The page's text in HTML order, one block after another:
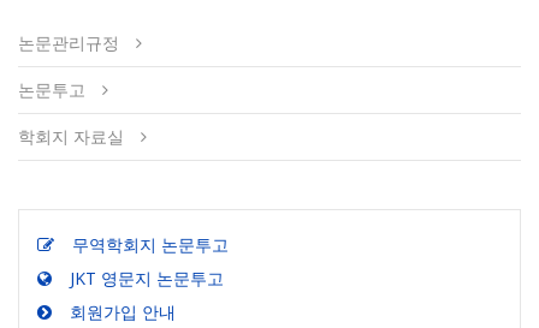
논문관리규정
논문투고
학회지 자료실
무역학회지 논문투고
JKT 영문지 논문투고
회원가입 안내